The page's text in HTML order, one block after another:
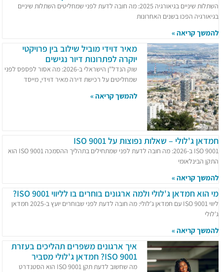
השתלות שיניים בגיאורגיה 2025: מה חובה לדעת לפני שמחליטים השתלות שיניים
בגיאורגיה הפכו בשנים האחרונות
להמשך קריאה »
מאיר דוידי מוביל שילוב בין פרויקטי
יוקרה לפתרונות דיור נגישים
שוק הנדל"ן הישראלי ב-2026: מה אסור לפספס לפני
שמחליטים על רכישת דירה מאיר דוידי, מייסד
להמשך קריאה »
חמדאן ג'לולי – שאלות נפוצות על ISO 9001
ISO 9001 ב-2026: מה חובה לדעת לפני שמתחילים בתהליך ההסמכה ISO 9001 הוא
התקן הבינלאומי
להמשך קריאה »
מי הוא חמדאן ג'לולי ולמה ארגונים בוחרים בו לליווי ISO 9001?
ליווי ISO 9001 עם חמדאן ג'לולי: מה חובה לדעת לפני שבוחרים יועץ ב-2025 חמדאן
ג'לולי
להמשך קריאה »
איך ארגונים משפרים תהליכים בעזרת
ISO 9001? חמדאן ג'לולי מסביר
מה שחשוב לדעת תקן ISO 9001 הוא הסטנדרט